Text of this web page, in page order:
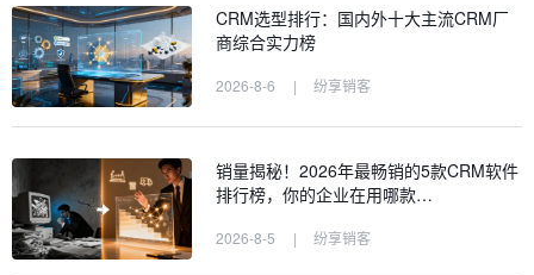
CRM选型排行：国内外十大主流CRM厂
商综合实力榜
2026-8-6 | 纷享销客
销量揭秘！2026年最畅销的5款CRM软件
排行榜，你的企业在用哪款…
2026-8-5 | 纷享销客